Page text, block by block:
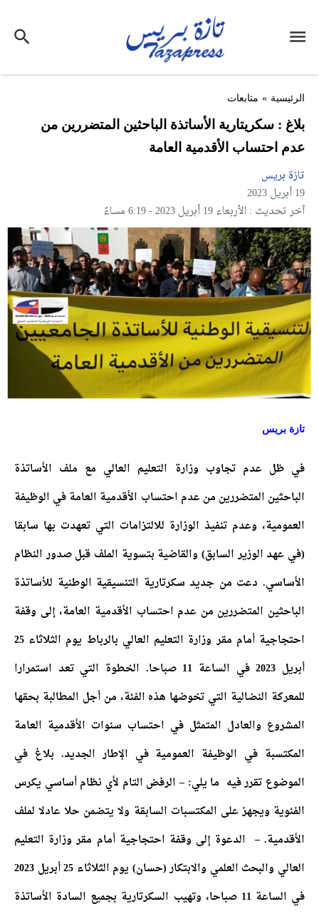
الرئيسية » متابعات
بلاغ : سكريتارية الأساتذة الباحثين المتضررين من
عدم احتساب الأقدمية العامة
تازة بريس
19 أبريل 2023
آخر تحديث : الأربعاء 19 أبريل 2023 - 6:19 مساءً
تازة بريس
في ظل عدم تجاوب وزارة التعليم العالي مع ملف الأساتذة
الباحثين المتضررين من عدم احتساب الأقدمية العامة في الوظيفة
العمومية، وعدم تنفيذ الوزارة للالتزامات التي تعهدت بها سابقا
(في عهد الوزير السابق) والقاضية بتسوية الملف قبل صدور النظام
الأساسي. دعت من جديد سكرتارية التنسيقية الوطنية للأساتذة
الباحثين المتضررين من عدم احتساب الأقدمية العامة، إلى وقفة
احتجاجية أمام مقر وزارة التعليم العالي بالرباط يوم الثلاثاء 25
أبريل 2023 في الساعة 11 صباحا. الخطوة التي تعد استمرارا
للمعركة النضالية التي تخوضها هذه الفئة، من أجل المطالبة بحقها
المشروع والعادل المتمثل في احتساب سنوات الأقدمية العامة
المكتسبة في الوظيفة العمومية في الإطار الجديد. بلاغ في
الموضوع تقرر فيه ما يلي: – الرفض التام لأي نظام أساسي يكرس
الفئوية ويجهز على المكتسبات السابقة ولا يتضمن حلا عادلا لملف
الأقدمية. – الدعوة إلى وقفة احتجاجية أمام مقر وزارة التعليم
العالي والبحث العلمي والابتكار (حسان) يوم الثلاثاء 25 أبريل 2023
في الساعة 11 صباحا، وتهيب السكرتارية بجميع السادة الأساتذة